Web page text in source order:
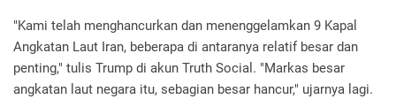
"Kami telah menghancurkan dan menenggelamkan 9 Kapal
Angkatan Laut Iran, beberapa di antaranya relatif besar dan
penting," tulis Trump di akun Truth Social. "Markas besar
angkatan laut negara itu, sebagian besar hancur," ujarnya lagi.